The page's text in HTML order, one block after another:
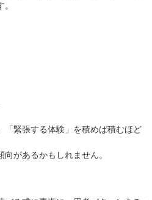
「緊張する体験」を積めば積むほど
があるかもしれません。